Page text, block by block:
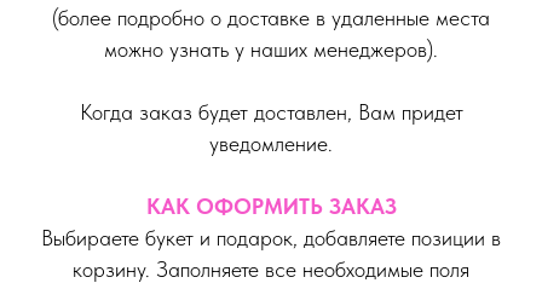
(более подробно о доставке в удаленные места
можно узнать у наших менеджеров).
Когда заказ будет доставлен, Вам придет
уведомление.
КАК ОФОРМИТЬ ЗАКАЗ
Выбираете букет и подарок, добавляете позиции в
корзину. Заполняете все необходимые поля